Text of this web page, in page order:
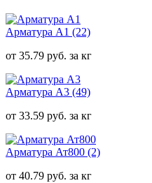
Арматура А1 (22)
от 35.79 руб. за кг
Арматура А3 (49)
от 33.59 руб. за кг
Арматура Ат800 (2)
от 40.79 руб. за кг